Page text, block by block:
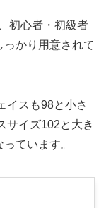
初心者・初級者
かり用意されて
イスも98と小さ
サイズ102と大き
ています。